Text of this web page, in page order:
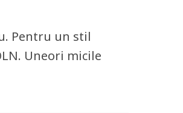
Pentru un stil
Uneori micile